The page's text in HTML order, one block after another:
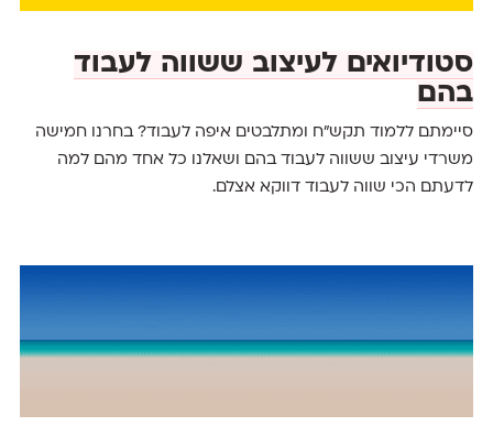
סטודיואים לעיצוב ששווה לעבוד
בהם
סיימתם ללמוד תקש״ח ומתלבטים איפה לעבוד? בחרנו חמישה
משרדי עיצוב ששווה לעבוד בהם ושאלנו כל אחד מהם למה
לדעתם הכי שווה לעבוד דווקא אצלם.